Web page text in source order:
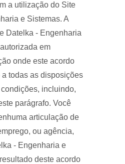
a utilização do Site
e Sistemas. A
Datelka - Engenharia
em
onde este acordo
todas as disposições
incluindo,
parágrafo. Você
articulação de
ou agência,
- Engenharia e
deste acordo